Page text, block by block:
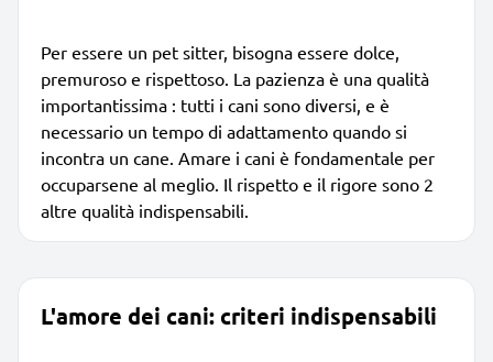
Per essere un pet sitter, bisogna essere dolce,
premuroso e rispettoso. La pazienza è una qualità
importantissima : tutti i cani sono diversi, e è
necessario un tempo di adattamento quando si
incontra un cane. Amare i cani è fondamentale per
occuparsene al meglio. Il rispetto e il rigore sono 2
altre qualità indispensabili.
L'amore dei cani: criteri indispensabili